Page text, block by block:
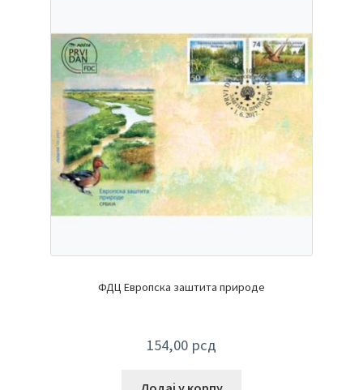
ФДЦ Европска заштита природе
154,00 рсд